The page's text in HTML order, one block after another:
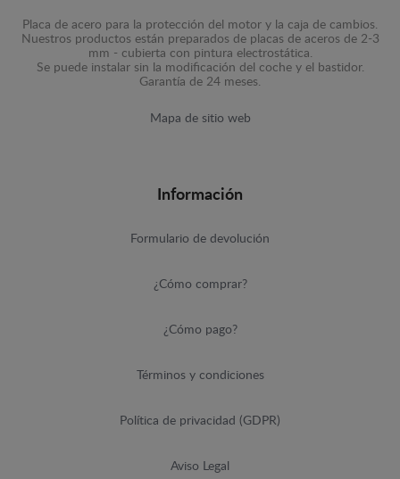
Placa de acero para la protección del motor y la caja de cambios.
Nuestros productos están preparados de placas de aceros de 2-3
mm - cubierta con pintura electrostática.
Se puede instalar sin la modificación del coche y el bastidor.
Garantía de 24 meses.
Mapa de sitio web
Información
Formulario de devolución
¿Cómo comprar?
¿Cómo pago?
Términos y condiciones
Política de privacidad (GDPR)
Aviso Legal